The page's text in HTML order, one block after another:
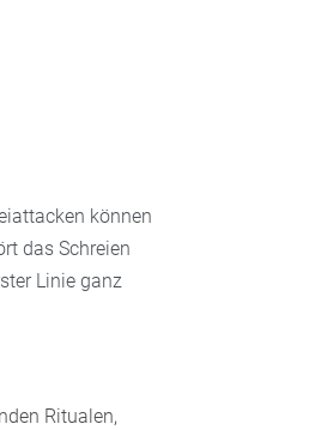
können
das Schreien
Linie ganz
Ritualen,